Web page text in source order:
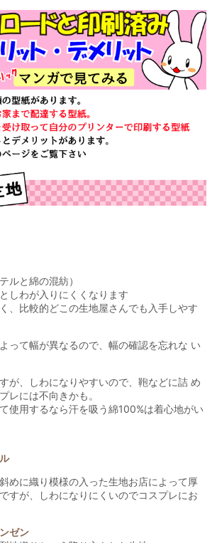
ルと綿の混紡）
しわが入りにくくなります
、比較的どこの生地屋さんでも入手しやす
って幅が異なるので、幅の確認を忘れな い
が、しわになりやすいので、鞄などに詰 め
レには不向きかも。
使用するなら汗を吸う綿100%は着心地がい
めに織り模様の入った生地お店によって厚
すが、しわになりにくいのでコスプレにお
ゼン